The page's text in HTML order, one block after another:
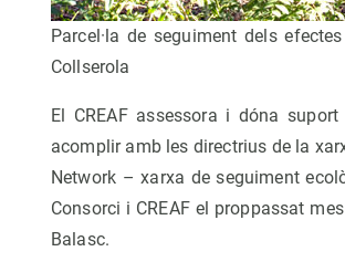
Parcel·la de seguiment dels
Collserola
El CREAF assessora i dóna
acomplir amb les directrius de la
Network – xarxa de seguiment
Consorci i CREAF el proppassat
Balasc.